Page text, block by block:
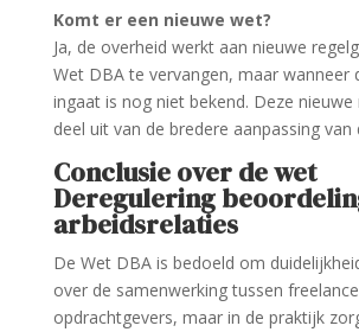
Komt er een nieuwe wet?
Ja, de overheid werkt aan nieuwe
Wet DBA te vervangen, maar wanneer
ingaat is nog niet bekend. Deze nieuwe
deel uit van de bredere aanpassing van
Conclusie over de wet
Deregulering
arbeidsrelaties
De Wet DBA is bedoeld om
over de samenwerking tussen
opdrachtgevers, maar in de praktijk